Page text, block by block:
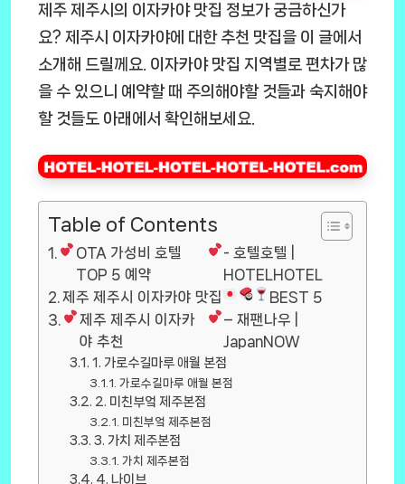
제주 제주시의 이자카야 맛집 정보가 궁금하신가
요? 제주시 이자카야에 대한 추천 맛집을 이 글에서
소개해 드릴께요. 이자카야 맛집 지역별로 편차가 많
을 수 있으니 예약할 때 주의해야할 것들과 숙지해야
할 것들도 아래에서 확인해보세요.
Table of Contents
OTA 가성비 호텔
TOP 5 예약
- 호텔호텔 |
HOTELHOTEL
제주 제주시 이자카야 맛집
BEST 5
제주 제주시 이자카
야 추천
– 재팬나우 |
JapanNOW
1. 가로수길마루 애월 본점
가로수길마루 애월 본점
2. 미친부엌 제주본점
미친부엌 제주본점
3. 가치 제주본점
가치 제주본점
4. 나이브